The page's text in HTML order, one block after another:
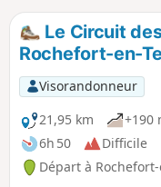
Le Circuit
Rochefort-en-
Visorandonneur
21,95 km
+190
6h 50
Difficile
Départ à